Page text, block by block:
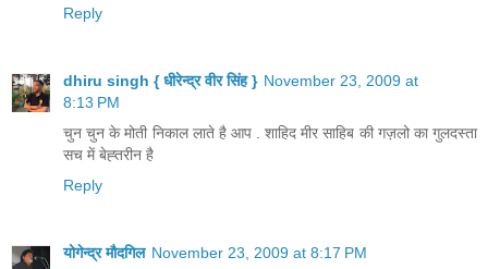
Reply
dhiru singh { धीरेन्द्र वीर सिंह } November 23, 2009 at
8:13 PM
चुन चुन के मोती निकाल लाते है आप . शाहिद मीर साहिब की गज़लो का गुलदस्ता
सच में बेह्तरीन है
Reply
योगेन्द्र मौदगिल November 23, 2009 at 8:17 PM